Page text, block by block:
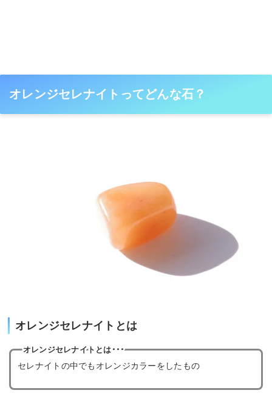
オレンジセレナイトってどんな石？
オレンジセレナイトとは
オレンジセレナイトとは･･･
セレナイトの中でもオレンジカラーをしたもの